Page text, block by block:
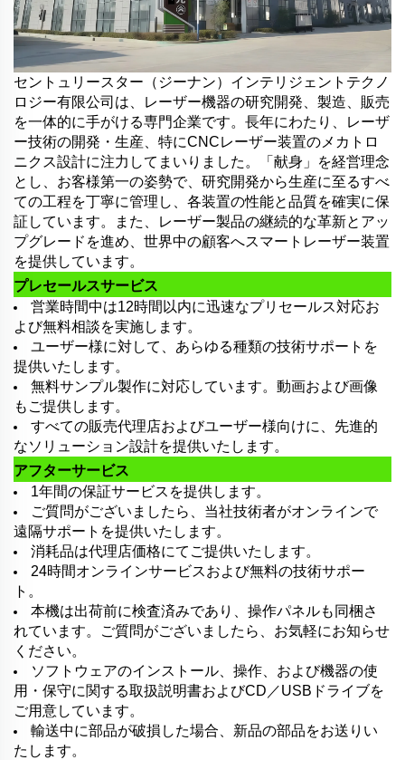
セントュリースター（ジーナン）インテリジェントテクノ
ロジー有限公司は、レーザー機器の研究開発、製造、販売
を一体的に手がける専門企業です。長年にわたり、レーザ
ー技術の開発・生産、特にCNCレーザー装置のメカトロ
ニクス設計に注力してまいりました。「献身」を経営理念
とし、お客様第一の姿勢で、研究開発から生産に至るすべ
ての工程を丁寧に管理し、各装置の性能と品質を確実に保
証しています。また、レーザー製品の継続的な革新とアッ
プグレードを進め、世界中の顧客へスマートレーザー装置
を提供しています。
プレセールスサービス
営業時間中は12時間以内に迅速なプリセールス対応お
よび無料相談を実施します。
ユーザー様に対して、あらゆる種類の技術サポートを
提供いたします。
無料サンプル製作に対応しています。動画および画像
もご提供します。
すべての販売代理店およびユーザー様向けに、先進的
なソリューション設計を提供いたします。
アフターサービス
1年間の保証サービスを提供します。
ご質問がございましたら、当社技術者がオンラインで
遠隔サポートを提供いたします。
消耗品は代理店価格にてご提供いたします。
24時間オンラインサービスおよび無料の技術サポー
ト。
本機は出荷前に検査済みであり、操作パネルも同梱さ
れています。ご質問がございましたら、お気軽にお知らせ
ください。
ソフトウェアのインストール、操作、および機器の使
用・保守に関する取扱説明書およびCD／USBドライブを
ご用意しています。
輸送中に部品が破損した場合、新品の部品をお送りい
たします。